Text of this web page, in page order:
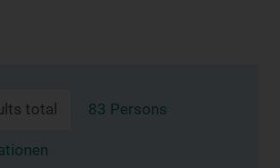
total 83 Persons